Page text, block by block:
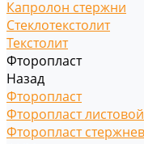
Капролон стержни
Стеклотекстолит
Текстолит
Фторопласт
Назад
Фторопласт
Фторопласт листовой
Фторопласт